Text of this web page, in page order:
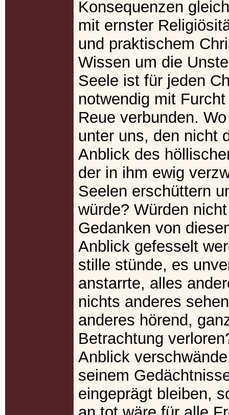
Konsequenzen
mit ernster
und praktischem
Wissen um die
Seele ist für jeden
notwendig mit
Reue verbunden.
unter uns, den nicht
Anblick des
der in ihm ewig
Seelen erschüttern
würde? Würden
Gedanken von
Anblick gefesselt
stille stünde, es
anstarrte, alles
nichts anderes
anderes hörend,
Betrachtung
Anblick
seinem
eingeprägt bleiben,